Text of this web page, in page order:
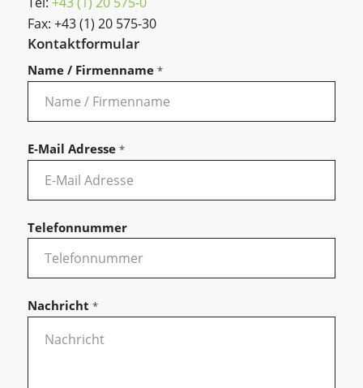
Fax: +43 (1) 20 575-30
Kontaktformular
Name / Firmenname *
E-Mail Adresse *
Telefonnummer
Nachricht *